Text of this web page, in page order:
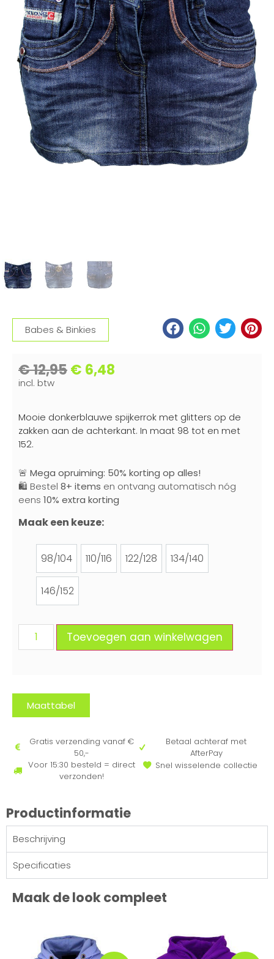
Babes & Binkies
€12,95€ 6,48
incl. btw
Mooie donkerblauwe spijkerrok met glitters op de
zakken aan de achterkant. In maat 98 tot en met
152.
🚨 Mega opruiming: 50% korting op alles!
🛍️ Bestel 8+ items en ontvang automatisch nóg
eens 10% extra korting
Maak een keuze:
98/104
98/104
110/116
110/116
122/128
122/128
134/140
134/140
146/152
146/152
Toevoegen aan winkelwagen
Maattabel
Gratis verzending vanaf €
50,-
Voor 15:30 besteld = direct
verzonden!
Betaal achteraf met
AfterPay
Snel wisselende collectie
Productinformatie
Beschrijving
Specificaties
Maak de look compleet